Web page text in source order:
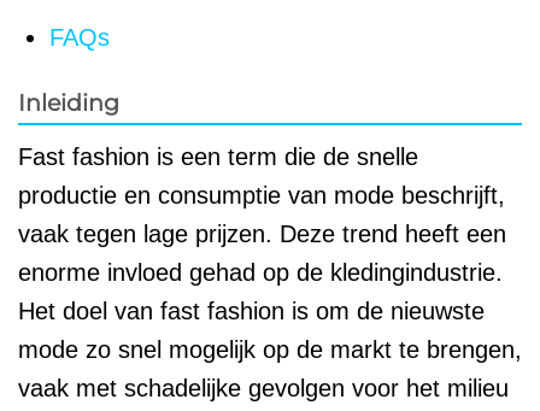
FAQs
Inleiding
Fast fashion is een term die de snelle
productie en consumptie van mode beschrijft,
vaak tegen lage prijzen. Deze trend heeft een
enorme invloed gehad op de kledingindustrie.
Het doel van fast fashion is om de nieuwste
mode zo snel mogelijk op de markt te brengen,
vaak met schadelijke gevolgen voor het milieu